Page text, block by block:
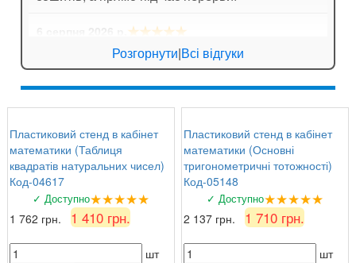
★★★★★
Катерина Біла: Порадувала швидка доставка.
Замовляли кишені для стендів, все чітко,
тримають аркуші надійно.
Сергій : Ціна та якість супер!
Розгорнути|Всі відгуки
Пластиковий стенд в кабінет
математики (Таблиця
квадратів натуральних чисел)
Код-04617
✓ Доступно★★★★★
1 762 грн. 1 410 грн.
шт
Пластиковий стенд в кабінет
математики (Основні
тригонометричні тотожності)
Код-05148
✓ Доступно★★★★★
2 137 грн. 1 710 грн.
шт